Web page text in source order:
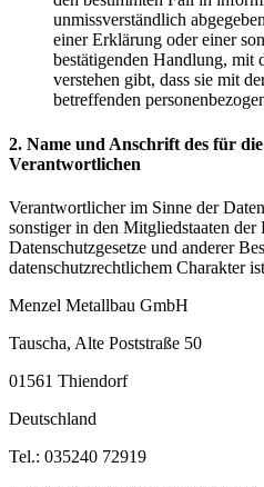
unmissverständlich
einer Erklärung oder einer
bestätigenden Handlung, mit
verstehen gibt, dass sie mit
betreffenden
2. Name und Anschrift des für
Verantwortlichen
Verantwortlicher im Sinne der
sonstiger in den Mitgliedstaaten
Datenschutzgesetze und anderer
datenschutzrechtlichem Charakter
Menzel Metallbau GmbH
Tauscha, Alte Poststraße 50
01561 Thiendorf
Deutschland
Tel.: 035240 72919